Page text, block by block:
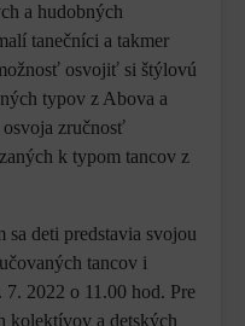
a hudobných
tanečníci a takmer
osvojiť si štýlovú
typov z Abova a
zručnosť
k typom tancov z
sa deti predstavia svojou
tancov i
2022 o 11.00 hod. Pre
kolektívov a detských